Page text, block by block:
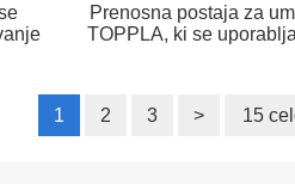
Prenosna postaja za
TOPPLA, ki se
1 2 3 > 15